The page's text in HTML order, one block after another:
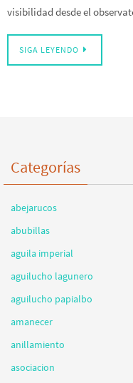
visibilidad desde el
SIGA LEYENDO
Categorías
abejarucos
abubillas
aguila imperial
aguilucho lagunero
aguilucho papialbo
amanecer
anillamiento
asociacion